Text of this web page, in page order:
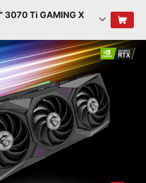
3070 Ti GAMING X